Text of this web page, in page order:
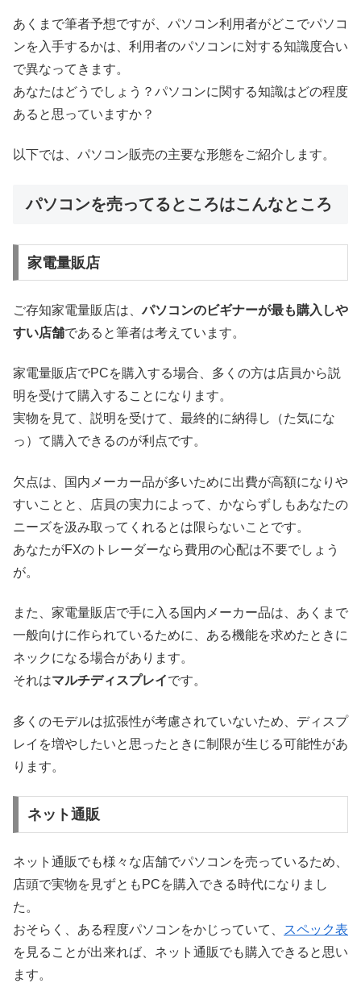
あくまで筆者予想ですが、パソコン利用者がどこでパソコ
ンを入手するかは、利用者のパソコンに対する知識度合い
で異なってきます。
あなたはどうでしょう？パソコンに関する知識はどの程度
あると思っていますか？
以下では、パソコン販売の主要な形態をご紹介します。
パソコンを売ってるところはこんなところ
家電量販店
ご存知家電量販店は、パソコンのビギナーが最も購入しや
すい店舗であると筆者は考えています。
家電量販店でPCを購入する場合、多くの方は店員から説
明を受けて購入することになります。
実物を見て、説明を受けて、最終的に納得し（た気にな
っ）て購入できるのが利点です。
欠点は、国内メーカー品が多いために出費が高額になりや
すいことと、店員の実力によって、かならずしもあなたの
ニーズを汲み取ってくれるとは限らないことです。
あなたがFXのトレーダーなら費用の心配は不要でしょう
が。
また、家電量販店で手に入る国内メーカー品は、あくまで
一般向けに作られているために、ある機能を求めたときに
ネックになる場合があります。
それはマルチディスプレイです。
多くのモデルは拡張性が考慮されていないため、ディスプ
レイを増やしたいと思ったときに制限が生じる可能性があ
ります。
ネット通販
ネット通販でも様々な店舗でパソコンを売っているため、
店頭で実物を見ずともPCを購入できる時代になりまし
た。
おそらく、ある程度パソコンをかじっていて、
スペック表
を見ることが出来れば、ネット通販でも購入できると思い
ます。